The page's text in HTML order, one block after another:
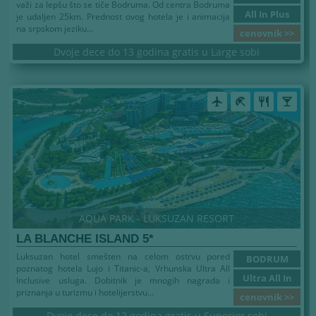
All In Plus
cenovnik >>
važi za lepšu što se tiče Bodruma. Od centra Bodruma
je udaljen 25km. Prednost ovog hotela je i animacija
na srpskom jeziku...
Dvoje dece do 13 godina gratis u Large sobi
airplanemode_active beach_access restaurant local_bar
AQUA PARK - LUKSUZAN RESORT
LA BLANCHE ISLAND 5*
BODRUM
Ultra All In
cenovnik >>
Luksuzan hotel smešten na celom ostrvu pored
poznatog hotela Lujo i Titanic-a, Vrhunska Ultra All
Inclusive usluga. Dobitnik je mnogih nagrada i
priznanja u turizmu i hotelijerstvu...